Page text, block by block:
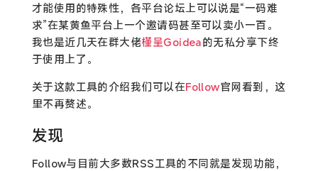
才能使用的特殊性，各平台论坛上可以说是“一码难
求”在某黄鱼平台上一个邀请码甚至可以卖小一百。
我也是近几天在群大佬槿呈Goidea的无私分享下终
于使用上了。
关于这款工具的介绍我们可以在Follow官网看到，这
里不再赘述。
发现
Follow与目前大多数RSS工具的不同就是发现功能，